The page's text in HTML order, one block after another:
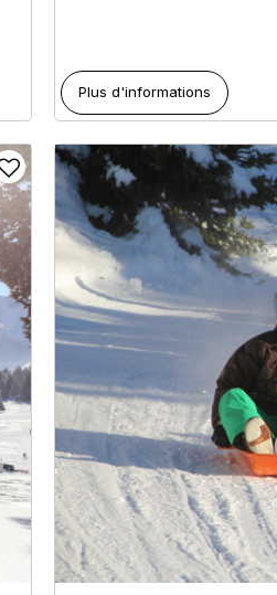
Plus d'informations